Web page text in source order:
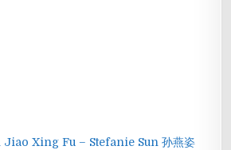
Xing Fu – Stefanie Sun 孙燕姿